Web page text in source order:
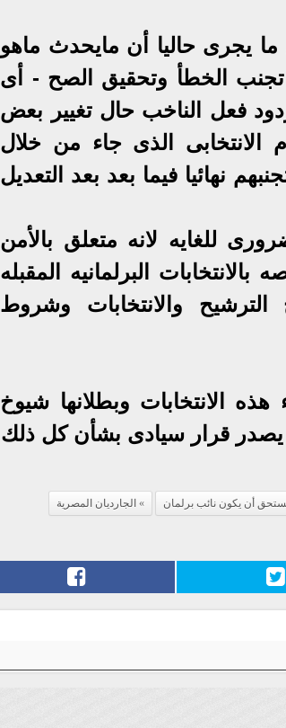
يجرى حاليا أن مايحدث ماهو
تجنب الخطأ وتحقيق الصح - أى
فعل الناخب حال تغيير بعض
الانتخابى الذى جاء من خلال
نهائيا فيما بعد بعد التعديل
للغايه لانه متعلق بالأمن
البرلمانيه المقبله
والانتخابات وشروط
الانتخابات وبطلانها شيوخ
يصدر قرار سيادى بشأن كل ذلك
أن يكون نائب برلمان الجارديان المصرية